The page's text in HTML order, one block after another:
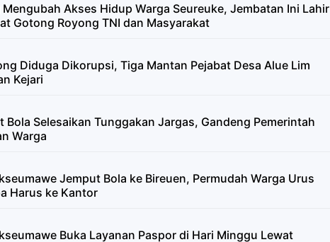
Mengubah Akses Hidup Warga Seureuke, Jembatan Ini Lahir
Gotong Royong TNI dan Masyarakat
Diduga Dikorupsi, Tiga Mantan Pejabat Desa Alue Lim
Kejari
Bola Selesaikan Tunggakan Jargas, Gandeng Pemerintah
Warga
Jemput Bola ke Bireuen, Permudah Warga Urus
Harus ke Kantor
Buka Layanan Paspor di Hari Minggu Lewat